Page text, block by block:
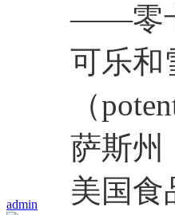
admin
——零
可乐和
（
萨斯州
美国食